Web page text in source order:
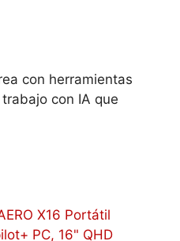
con herramientas
con IA que